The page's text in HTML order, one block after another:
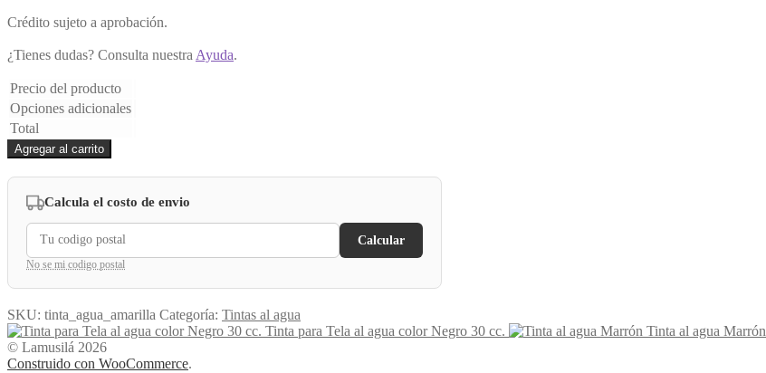
Crédito sujeto a aprobación.
¿Tienes dudas? Consulta nuestra Ayuda.
Precio del producto
Opciones adicionales
Total
Tinta
al
agua
Amarilla
cantidad
Agregar al carrito
Calcula el costo de envio
Calcular
No se mi codigo postal
SKU: tinta_agua_amarilla Categoría: Tintas al agua
Tinta para Tela al agua color Negro 30 cc.
Tinta al agua Marrón
© Lamusilá 2026
Construido con WooCommerce.